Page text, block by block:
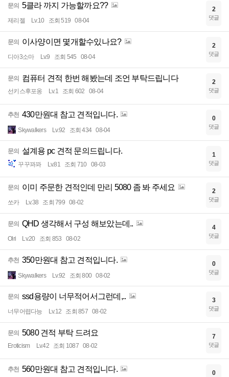
문의 5클라 까지 가능할까요??
제리젤 Lv.10 조회 519 08-04
2
댓글
문의 이사양이면 몇개할수있나요?
디아3소마 Lv.9 조회 545 08-04
2
댓글
문의 컴퓨터 견적 한번 해봤는데 조언 부탁드립니다
선키스후포옹 Lv.1 조회 602 08-04
2
댓글
추천 430만원대 참고 견적입니다.
Skywalkers Lv.92 조회 434 08-04
0
댓글
문의 설계용 pc 견적 문의드립니다.
꾸꾸꽈꽈 Lv.81 조회 710 08-03
1
댓글
문의 이미 주문한 견적인데 만리 5080 좀 봐 주세요
쏘카 Lv.38 조회 799 08-02
2
댓글
문의 QHD 생각해서 구성 해보았는데..
Olri Lv.20 조회 853 08-02
4
댓글
추천 350만원대 참고 견적입니다.
Skywalkers Lv.92 조회 800 08-02
0
댓글
문의 ssd용량이 너무적어서그런데,..
너무어렵다능 Lv.12 조회 857 08-02
3
댓글
문의 5080 견적 부탁 드려요
Eroticism Lv.42 조회 1087 08-02
7
댓글
추천 560만원대 참고 견적입니다. 0